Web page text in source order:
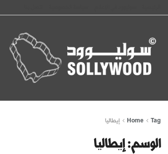
Home Tag إيطاليا
الوسم: إيطاليا